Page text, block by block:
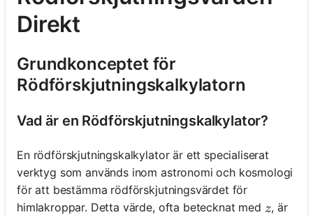
Direkt
Grundkonceptet för
Rödförskjutningskalkylatorn
Vad är en Rödförskjutningskalkylator?
En rödförskjutningskalkylator är ett specialiserat
verktyg som används inom astronomi och kosmologi
för att bestämma rödförskjutningsvärdet för
himlakroppar. Detta värde, ofta betecknat med z
z, är